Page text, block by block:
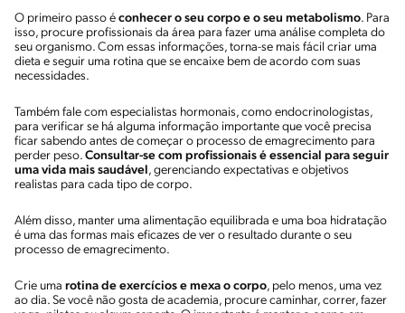
O primeiro passo é conhecer o seu corpo e o seu metabolismo. Para
isso, procure profissionais da área para fazer uma análise completa do
seu organismo. Com essas informações, torna-se mais fácil criar uma
dieta e seguir uma rotina que se encaixe bem de acordo com suas
necessidades.
Também fale com especialistas hormonais, como endocrinologistas,
para verificar se há alguma informação importante que você precisa
ficar sabendo antes de começar o processo de emagrecimento para
perder peso. Consultar-se com profissionais é essencial para seguir
uma vida mais saudável , gerenciando expectativas e objetivos
realistas para cada tipo de corpo.
Além disso, manter uma alimentação equilibrada e uma boa hidratação
é uma das formas mais eficazes de ver o resultado durante o seu
processo de emagrecimento.
Crie uma rotina de exercícios e mexa o corpo, pelo menos, uma vez
ao dia. Se você não gosta de academia, procure caminhar, correr, fazer